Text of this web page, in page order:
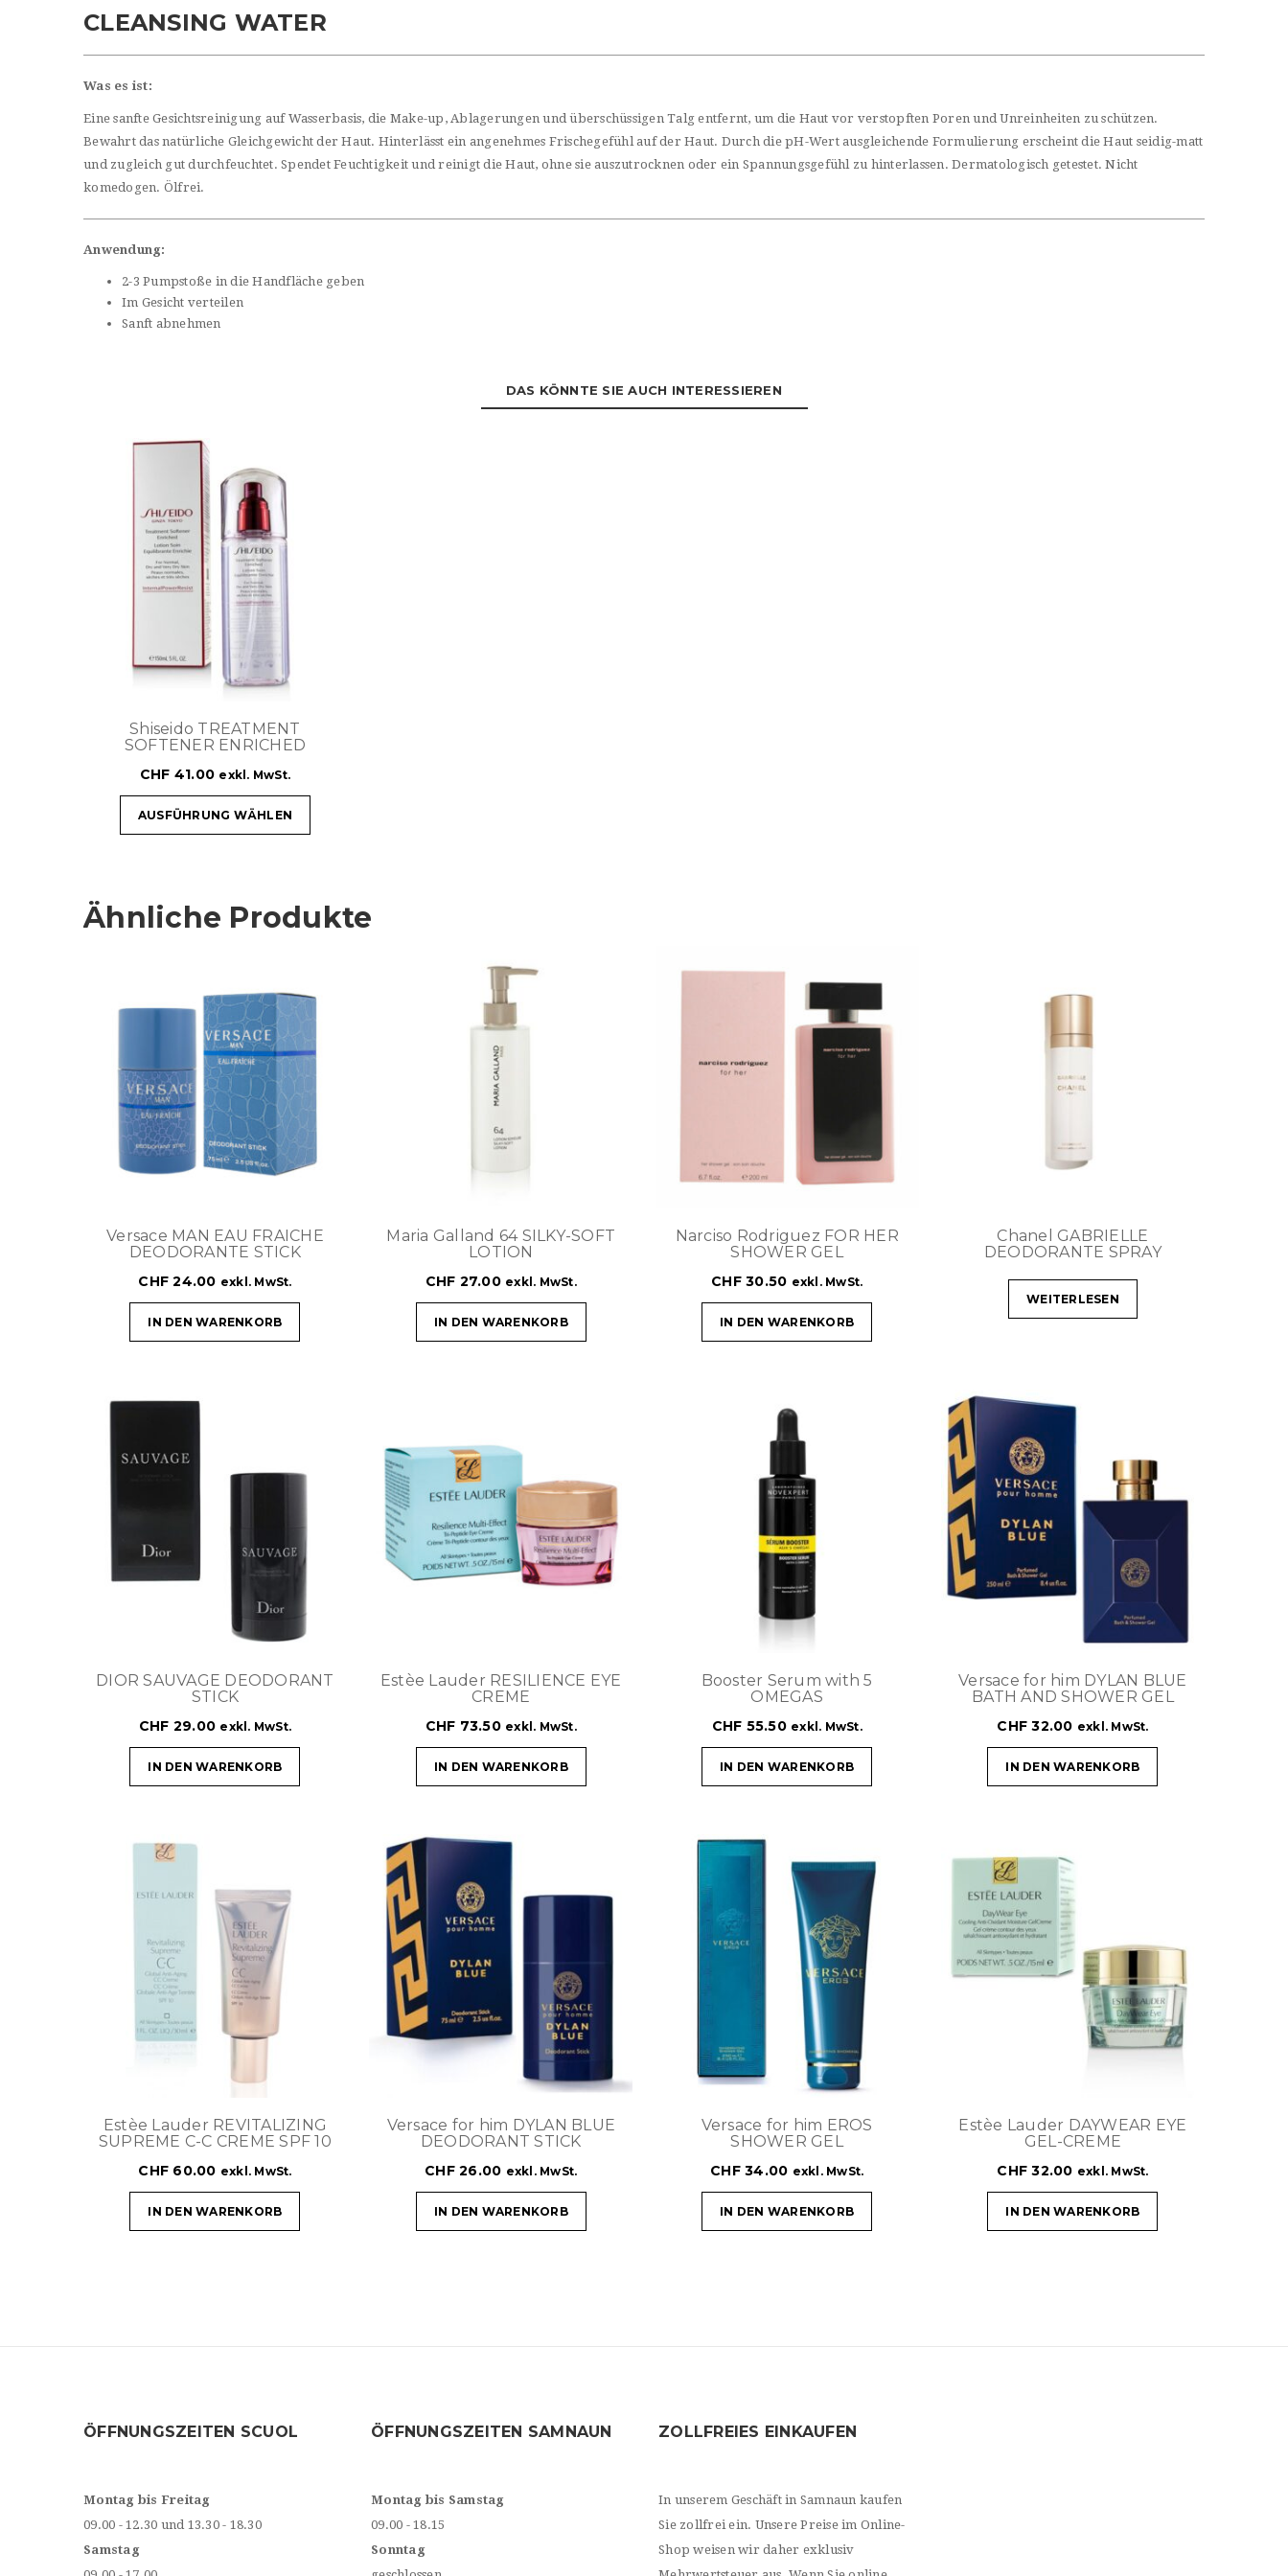
CLEANSING WATER
Was es ist:
Eine sanfte Gesichtsreinigung auf Wasserbasis, die Make-up, Ablagerungen und überschüssigen Talg entfernt, um die Haut vor verstopften Poren und Unreinheiten zu schützen.
Bewahrt das natürliche Gleichgewicht der Haut. Hinterlässt ein angenehmes Frischegefühl auf der Haut. Durch die pH-Wert ausgleichende Formulierung erscheint die Haut seidig-matt
und zugleich gut durchfeuchtet. Spendet Feuchtigkeit und reinigt die Haut, ohne sie auszutrocknen oder ein Spannungsgefühl zu hinterlassen. Dermatologisch getestet. Nicht
komedogen. Ölfrei.
Anwendung:
2-3 Pumpstoße in die Handfläche geben
Im Gesicht verteilen
Sanft abnehmen
DAS KÖNNTE SIE AUCH INTERESSIEREN
Shiseido TREATMENT
SOFTENER ENRICHED
CHF 41.00 exkl. MwSt.
AUSFÜHRUNG WÄHLEN
Ähnliche Produkte
Versace MAN EAU FRAICHE
DEODORANTE STICK
CHF 24.00 exkl. MwSt.
IN DEN WARENKORB
Maria Galland 64 SILKY-SOFT
LOTION
CHF 27.00 exkl. MwSt.
IN DEN WARENKORB
Narciso Rodriguez FOR HER
SHOWER GEL
CHF30.50 exkl. MwSt.
IN DEN WARENKORB
Chanel GABRIELLE
DEODORANTE SPRAY
WEITERLESEN
DIOR SAUVAGE DEODORANT
STICK
CHF 29.00 exkl. MwSt.
IN DEN WARENKORB
Estèe Lauder RESILIENCE EYE
CREME
CHF 73.50 exkl. MwSt.
IN DEN WARENKORB
Booster Serum with 5
OMEGAS
CHF 55.50 exkl. MwSt.
IN DEN WARENKORB
Versace for him DYLAN BLUE
BATH AND SHOWER GEL
CHF 32.00 exkl. MwSt.
IN DEN WARENKORB
Estèe Lauder REVITALIZING
SUPREME C-C CREME SPF 10
CHF 60.00 exkl. MwSt.
IN DEN WARENKORB
Versace for him DYLAN BLUE
DEODORANT STICK
CHF26.00 exkl. MwSt.
IN DEN WARENKORB
Versace for him EROS
SHOWER GEL
CHF34.00 exkl. MwSt.
IN DEN WARENKORB
Estèe Lauder DAYWEAR EYE
GEL-CREME
CHF 32.00 exkl. MwSt.
IN DEN WARENKORB
ÖFFNUNGSZEITEN SCUOL
Montag bis Freitag
09.00 - 12.30 und 13.30 - 18.30
Samstag
ÖFFNUNGSZEITEN SAMNAUN
Montag bis Samstag
09.00 - 18.15
Sonntag
ZOLLFREIES EINKAUFEN
In unserem Geschäft in Samnaun kaufen
Sie zollfrei ein. Unsere Preise im Online-
Shop weisen wir daher exklusiv